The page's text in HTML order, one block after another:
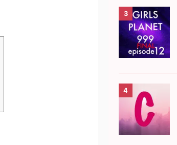
3
4